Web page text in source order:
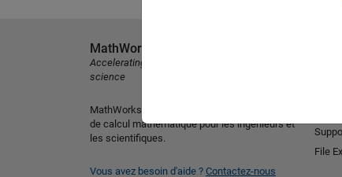
MathWorks
Accelerating the pace of engineering and
science
MathWorks est le leader mondial des logiciels
de calcul mathématique pour les ingénieurs et
les scientifiques.
Vous avez besoin d'aide ? Contactez-nous
File